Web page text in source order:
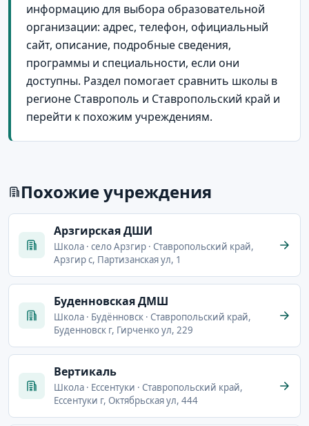
информацию для выбора образовательной
организации: адрес, телефон, официальный
сайт, описание, подробные сведения,
программы и специальности, если они
доступны. Раздел помогает сравнить школы в
регионе Ставрополь и Ставропольский край и
перейти к похожим учреждениям.
Похожие учреждения
Арзгирская ДШИ
Школа · село Арзгир · Ставропольский край,
Арзгир с, Партизанская ул, 1
Буденновская ДМШ
Школа · Будённовск · Ставропольский край,
Буденновск г, Гирченко ул, 229
Вертикаль
Школа · Ессентуки · Ставропольский край,
Ессентуки г, Октябрьская ул, 444